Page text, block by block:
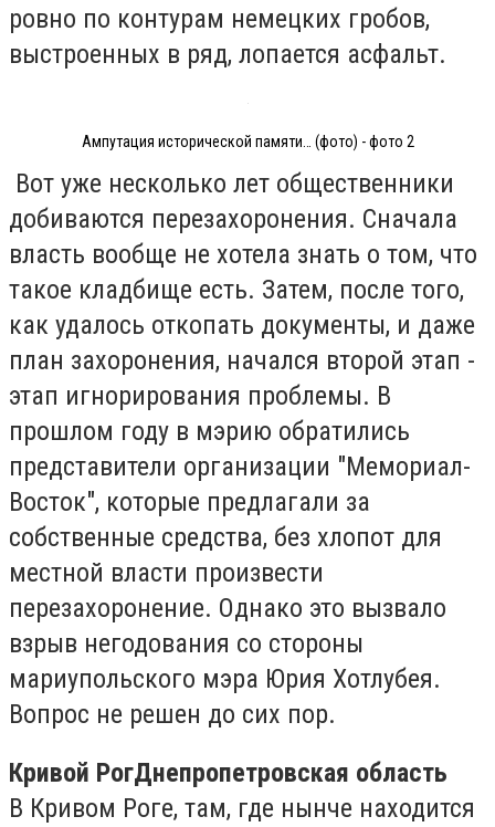
ровно по контурам немецких гробов,
выстроенных в ряд, лопается асфальт.
Ампутация исторической памяти… (фото) - фото 2
Вот уже несколько лет общественники
добиваются перезахоронения. Сначала
власть вообще не хотела знать о том, что
такое кладбище есть. Затем, после того,
как удалось откопать документы, и даже
план захоронения, начался второй этап -
этап игнорирования проблемы. В
прошлом году в мэрию обратились
представители организации "Мемориал-
Восток", которые предлагали за
собственные средства, без хлопот для
местной власти произвести
перезахоронение. Однако это вызвало
взрыв негодования со стороны
мариупольского мэра Юрия Хотлубея.
Вопрос не решен до сих пор.
Кривой РогДнепропетровская область
В Кривом Роге, там, где нынче находится